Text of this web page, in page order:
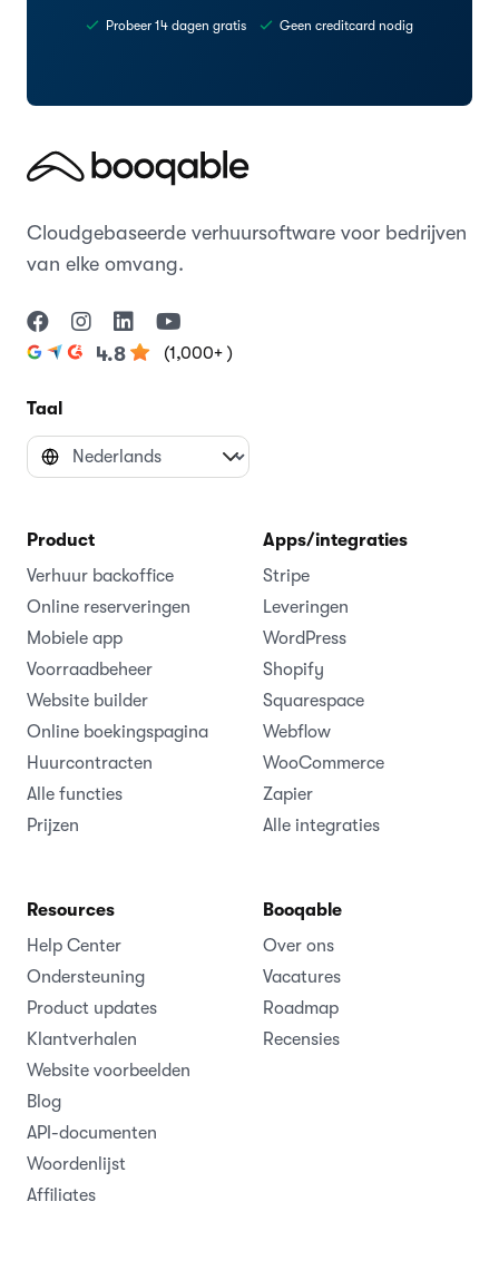
Probeer 14 dagen gratis Geen creditcard nodig
Cloudgebaseerde verhuursoftware voor bedrijven
van elke omvang.
4.8 (1,000+ )
Taal
Product
Verhuur backoffice
Online reserveringen
Mobiele app
Voorraadbeheer
Website builder
Online boekingspagina
Huurcontracten
Alle functies
Prijzen
Apps/integraties
Stripe
Leveringen
WordPress
Shopify
Squarespace
Webflow
WooCommerce
Zapier
Alle integraties
Resources
Help Center
Ondersteuning
Product updates
Klantverhalen
Website voorbeelden
Blog
API-documenten
Woordenlijst
Affiliates
Booqable
Over ons
Vacatures
Roadmap
Recensies